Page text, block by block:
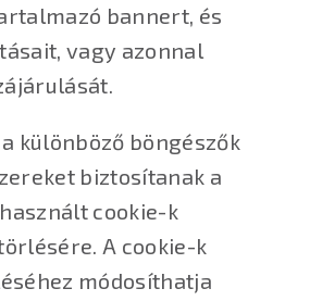
bannert, és
vagy azonnal
különböző böngészők
biztosítanak a
cookie-k
A cookie-k
módosíthatja